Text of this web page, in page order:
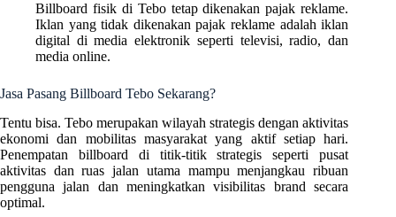
Billboard fisik di Tebo tetap dikenakan pajak reklame.
Iklan yang tidak dikenakan pajak reklame adalah iklan
digital di media elektronik seperti televisi, radio, dan
media online.
Jasa Pasang Billboard Tebo Sekarang?
Tentu bisa. Tebo merupakan wilayah strategis dengan aktivitas
ekonomi dan mobilitas masyarakat yang aktif setiap hari.
Penempatan billboard di titik-titik strategis seperti pusat
aktivitas dan ruas jalan utama mampu menjangkau ribuan
pengguna jalan dan meningkatkan visibilitas brand secara
optimal.